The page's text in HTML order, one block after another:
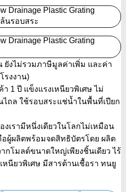
งไม่รวมภาษีมูลค่าเพิ่ม และค่า
รงงาน)
1 ปี แข็งแรงเหนียวพิเศษ ไม่
ไถล ใช้รอบสระแช่น้ำในพื้นที่เปียก
เรามีหนึ่งเดียวในโลกไม่เหมือน
ผู้ผลิตพร้อมจดสิทธิบัตรโดย ผลิต
กโมลด์ขนาดใหญ่เพียงชิ้นเดียว ไร้
หนียวพิเศษ มีสารต้านเชื้อรา ทนยู